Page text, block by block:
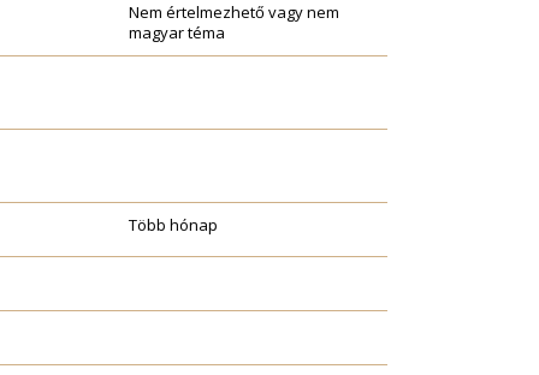
Nem értelmezhető vagy nem
magyar téma
Több hónap